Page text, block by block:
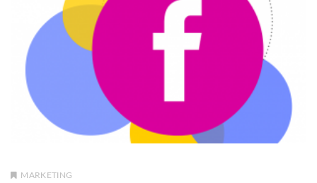
MARKETING